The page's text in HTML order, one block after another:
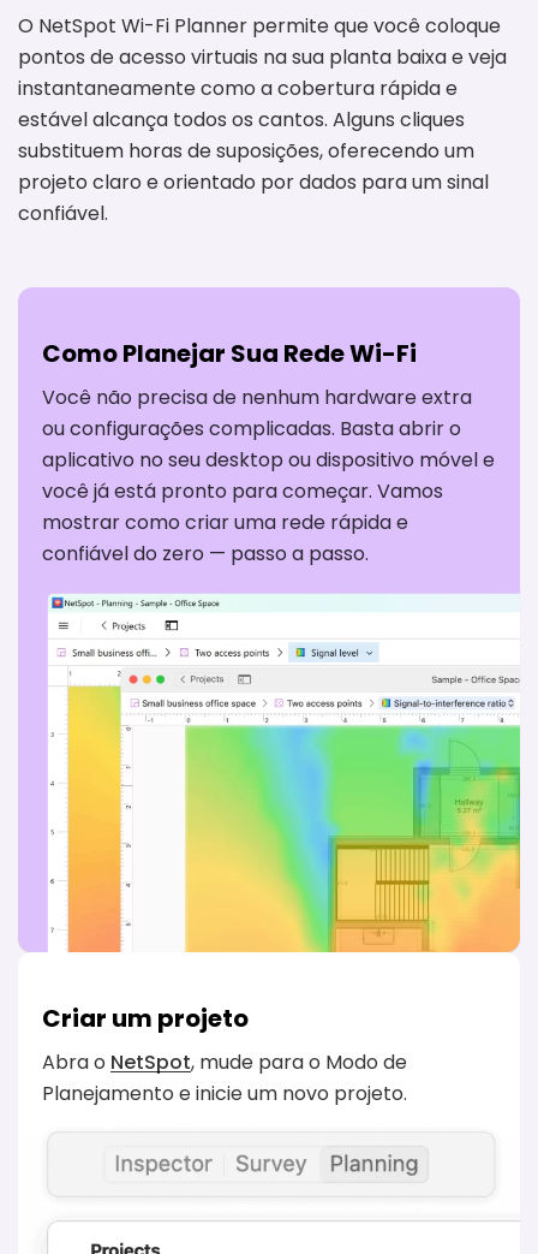
O NetSpot Wi-Fi Planner permite que você coloque
pontos de acesso virtuais na sua planta baixa e veja
instantaneamente como a cobertura rápida e
estável alcança todos os cantos. Alguns cliques
substituem horas de suposições, oferecendo um
projeto claro e orientado por dados para um sinal
confiável.
Como Planejar Sua Rede Wi-Fi
Você não precisa de nenhum hardware extra
ou configurações complicadas. Basta abrir o
aplicativo no seu desktop ou dispositivo móvel e
você já está pronto para começar. Vamos
mostrar como criar uma rede rápida e
confiável do zero — passo a passo.
Criar um projeto
Abra o NetSpot, mude para o Modo de
Planejamento e inicie um novo projeto.